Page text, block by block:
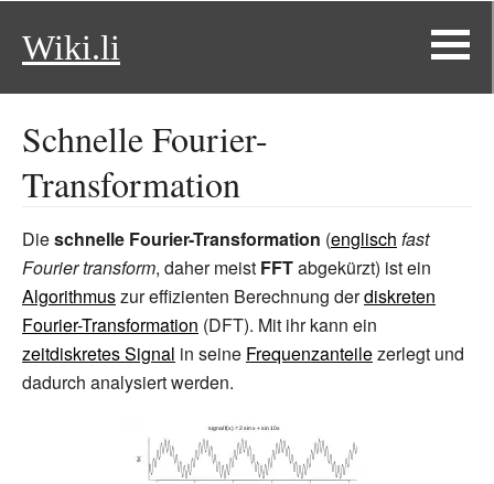
Wiki.li
Schnelle Fourier-
Transformation
Dieschnelle Fourier-Transformation (englisch fast
Fourier transform, daher meist FFTabgekürzt) ist ein
Algorithmuszur effizienten Berechnung derdiskreten
Fourier-Transformation (DFT). Mit ihr kann ein
zeitdiskretes Signal in seine Frequenzanteilezerlegt und
dadurch analysiert werden.